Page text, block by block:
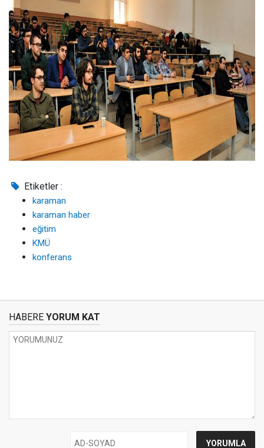
Etiketler :
karaman
karaman haber
eğitim
KMÜ
konferans
HABERE YORUM KAT